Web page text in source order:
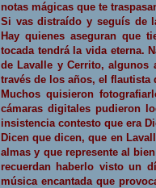
notas mágicas que te
Si vas distraído y seguís de
Hay quienes aseguran que
tocada tendrá la vida eterna.
de Lavalle y Cerrito, algunos
través de los años, el
Muchos quisieron
cámaras digitales pudieron
insistencia contesto que era
Dicen que dicen, que en
almas y que represente al
recuerdan haberlo visto un
música encantada que